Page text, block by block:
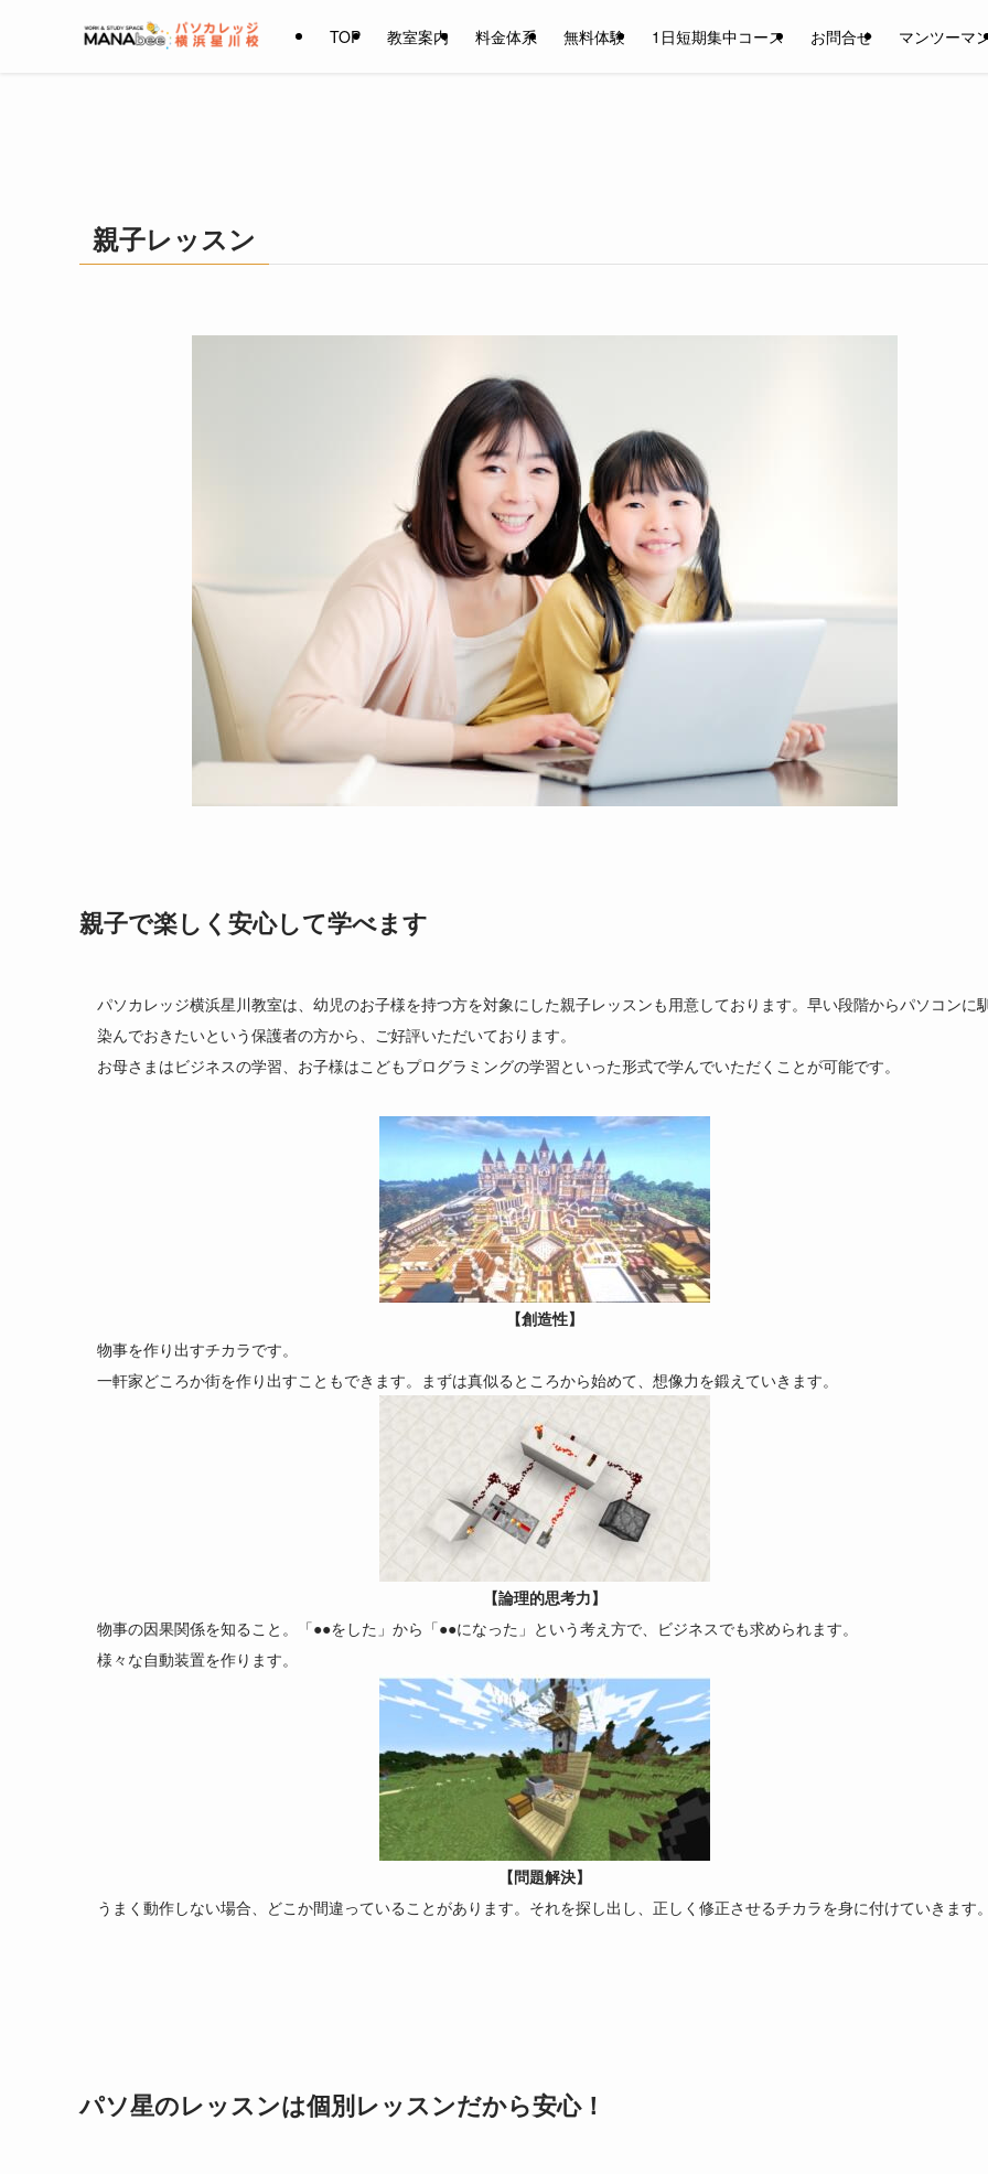
TOP 教室案内 料金体系 無料体験 1日短期集中コース お問合せ マンツーマ
親子レッスン
親子で楽しく安心して学べます
パソカレッジ横浜星川教室は、幼児のお子様を持つ方を対象にした親子レッスンも用意しております。早い段階からパソコンに
染んでおきたいという保護者の方から、ご好評いただいております。
お母さまはビジネスの学習、お子様はこどもプログラミングの学習といった形式で学んでいただくことが可能です。
【創造性】
物事を作り出すチカラです。
一軒家どころか街を作り出すこともできます。まずは真似るところから始めて、想像力を鍛えていきます。
【論理的思考力】
物事の因果関係を知ること。「●●をした」から「●●になった」という考え方で、ビジネスでも求められます。
様々な自動装置を作ります。
【問題解決】
うまく動作しない場合、どこか間違っていることがあります。それを探し出し、正しく修正させるチカラを身に付けていきます
パソ星のレッスンは個別レッスンだから安心！